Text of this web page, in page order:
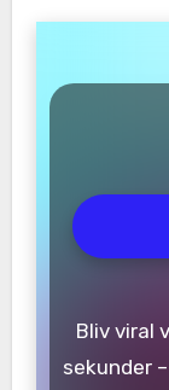
Bliv viral
sekunder